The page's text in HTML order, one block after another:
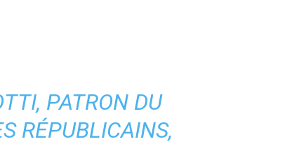
PATRON DU
RÉPUBLICAINS,